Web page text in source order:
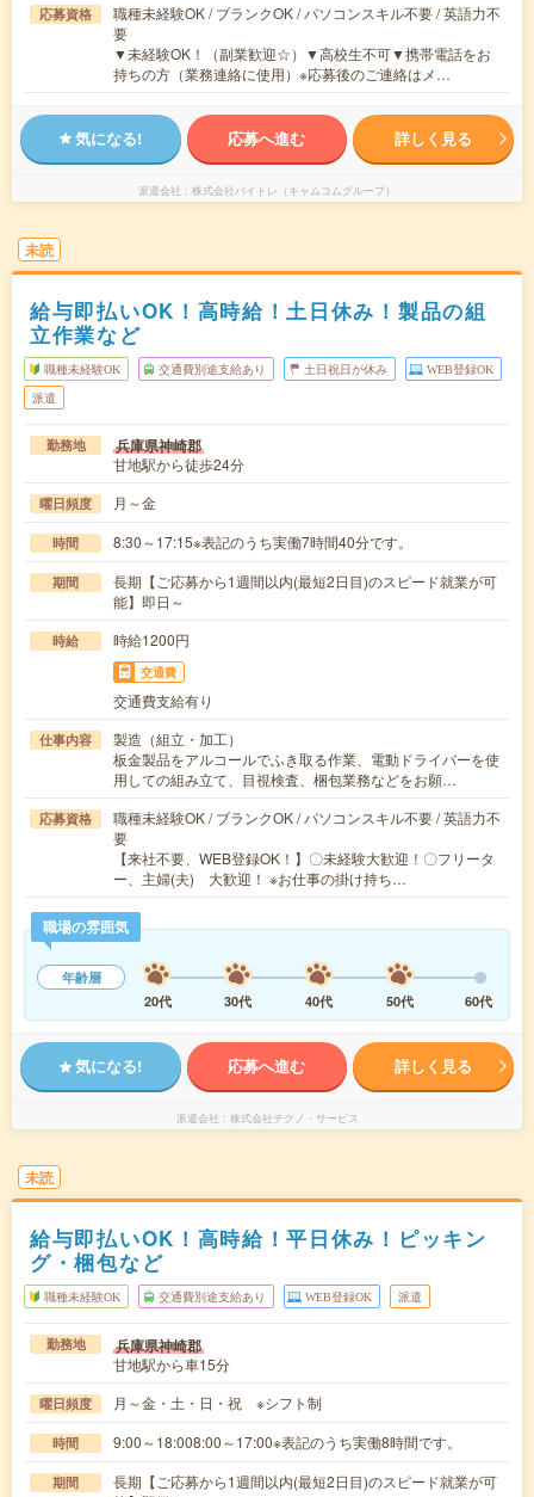
応募資格
職種未経験OK / ブランクOK / パソコンスキル不要 / 英語力不
要
▼未経験OK！（副業歓迎☆）▼高校生不可▼携帯電話をお
持ちの方（業務連絡に使用）※応募後のご連絡はメ…
気になる! 応募へ進む 詳しく見る
派遣会社 株式会社バイトレ（キャムコムグループ）
未読
給与即払いOK！高時給！土日休み！製品の組
立作業など
職種未経験OK 交通費別途支給あり 土日祝日が休み WEB登録OK
派遣
勤務地 兵庫県神崎郡
甘地駅から徒歩24分
曜日頻度 月～金
時間 8:30～17:15※表記のうち実働7時間40分です。
期間
長期【ご応募から1週間以内(最短2日目)のスピード就業が可
能】即日～
時給 時給1200円
交通費
交通費支給有り
仕事内容
製造（組立・加工）
板金製品をアルコールでふき取る作業、電動ドライバーを使
用しての組み立て、目視検査、梱包業務などをお願…
応募資格
職種未経験OK / ブランクOK / パソコンスキル不要 / 英語力不
要
【来社不要、WEB登録OK！】〇未経験大歓迎！〇フリータ
ー、主婦(夫) 大歓迎！ ※お仕事の掛け持ち…
職場の雰囲気
年齢層
20代
30代 40代 50代 60代
気になる! 応募へ進む 詳しく見る
派遣会社 株式会社テクノ・サービス
未読
給与即払いOK！高時給！平日休み！ピッキン
グ・梱包など
職種未経験OK 交通費別途支給あり WEB登録OK 派遣
勤務地 兵庫県神崎郡
甘地駅から車15分
曜日頻度 月～金・土・日・祝 ※シフト制
時間 9:00～18:008:00～17:00※表記のうち実働8時間です。
期間
長期【ご応募から1週間以内(最短2日目)のスピード就業が可